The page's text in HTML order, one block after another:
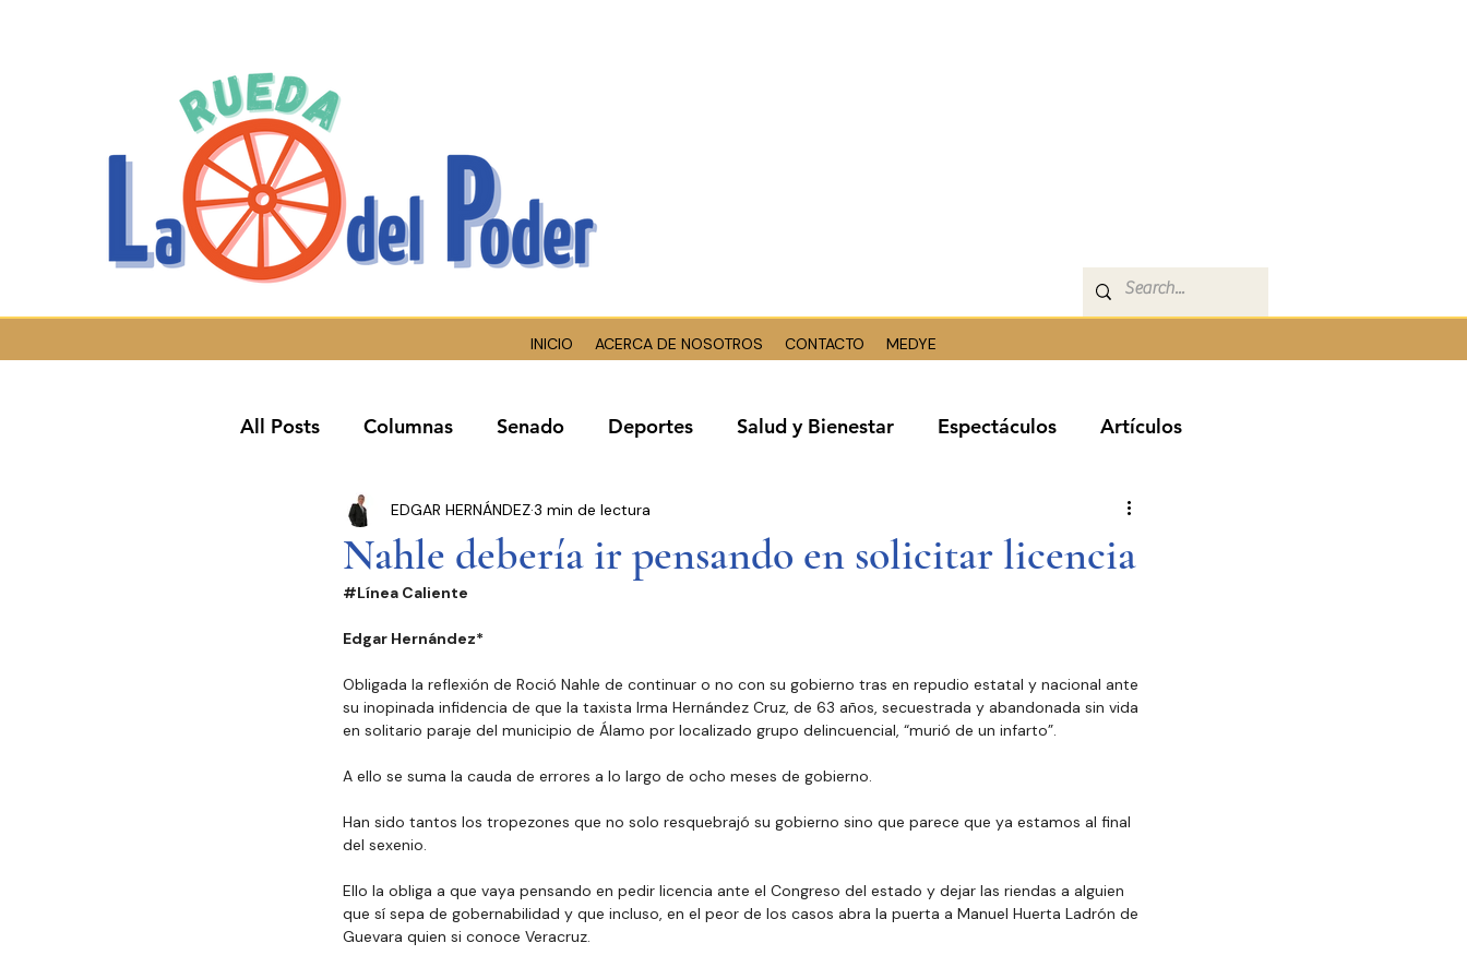
INICIO ACERCA DE NOSOTROS CONTACTO MEDYE
All Posts Columnas Senado Deportes Salud y Bienestar Espectáculos Artículos
Congreso Cdmx Presidencia Entrevistas
Seguridad Pública
Estados y Municipios Partidos Políticos Poder Judicial Cámara de Diputados
Nahle debería ir pensando en solicitar licencia
EDGAR HERNÁNDEZ3 min de lectura
#Línea Caliente
Edgar Hernández*
Obligada la reflexión de Roció Nahle de continuar o no con su gobierno tras en repudio estatal y nacional ante
su inopinada infidencia de que la taxista Irma Hernández Cruz, de 63 años, secuestrada y abandonada sin vida
en solitario paraje del municipio de Álamo por localizado grupo delincuencial, “murió de un infarto”.
A ello se suma la cauda de errores a lo largo de ocho meses de gobierno.
Han sido tantos los tropezones que no solo resquebrajó su gobierno sino que parece que ya estamos al final
del sexenio.
Ello la obliga a que vaya pensando en pedir licencia ante el Congreso del estado y dejar las riendas a alguien
que sí sepa de gobernabilidad y que incluso, en el peor de los casos abra la puerta a Manuel Huerta Ladrón de
Guevara quien si conoce Veracruz.